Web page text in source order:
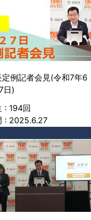
定例記者会見(令和7年6
日)
: 194回
: 2025.6.27